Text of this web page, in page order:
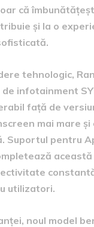
că
și la o
tehnologic,
infotainment
față de
mai mare
Suportul pentru
utilizatori.
noul model